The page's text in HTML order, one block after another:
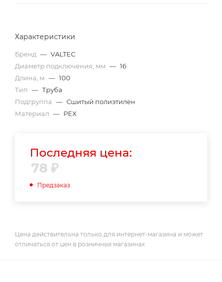
Характеристики
Бренд — VALTEC
Диаметр подключения, мм — 16
Длина, м — 100
Тип — Труба
Подгруппа — Сшитый полиэтилен
Материал — PEX
Последняя цена:
78 ₽
Предзаказ
Цена действительна только для интернет-магазина и может
отличаться от цен в розничных магазинах